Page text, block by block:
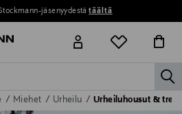
jäsenyydestätäältä
LAPSET KOTI
Miehet Urheilu Urheiluhousut &